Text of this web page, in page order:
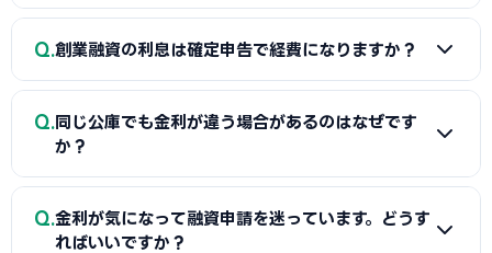
利より0.75%低い特別金利が適用されます。2026年4月現
在、特別金利は1.41〜2.55%程度です。必ず申し込み時に対
A
直接的には関係ありませんが、自己資金が少ないと審査
があります。公庫は無担保・無保証が原則のため、担保の有
無よりも自己資金比率と事業計画の質が審査結果に影響しま
す。自己資金は融資希望額の30%以上を目標にしてくださ
Q 創業融資の利息は確定申告で経費になりますか？
A
はい、融資の利息（支払利息）は事業経費として確定申
告で控除できます。ただし、元金の返済は経費になりません
計処理・税務申告については、顧問税理士に相談することを
お勧めします。
Q 同じ公庫でも金利が違う場合があるのはなぜです
か？
A
公庫の金利は融資額・返済期間・担保の有無・適用する
制度・申込者の属性（女性・若者等）によって変わります。
Q 金利が気になって融資申請を迷っています。どうす
ればいいですか？